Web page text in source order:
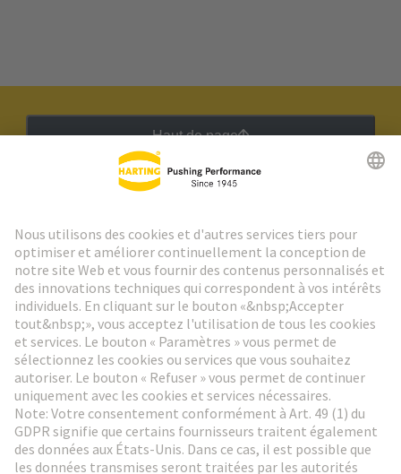
Haut de page
Aller à l'inscription
Social Media